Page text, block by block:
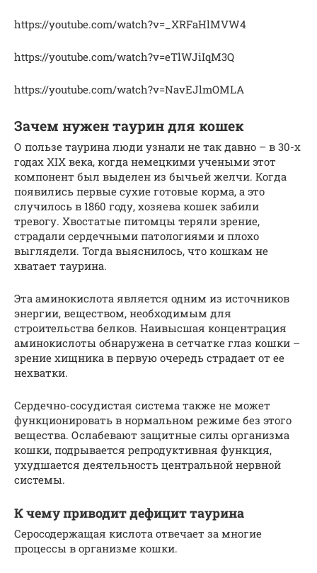
https://youtube.com/watch?v=_XRFaHlMVW4
https://youtube.com/watch?v=eTlWJiIqM3Q
https://youtube.com/watch?v=NavEJlmOMLA
Зачем нужен таурин для кошек
О пользе таурина люди узнали не так давно – в 30-х
годах XIX века, когда немецкими учеными этот
компонент был выделен из бычьей желчи. Когда
появились первые сухие готовые корма, а это
случилось в 1860 году, хозяева кошек забили
тревогу. Хвостатые питомцы теряли зрение,
страдали сердечными патологиями и плохо
выглядели. Тогда выяснилось, что кошкам не
хватает таурина.
Эта аминокислота является одним из источников
энергии, веществом, необходимым для
строительства белков. Наивысшая концентрация
аминокислоты обнаружена в сетчатке глаз кошки –
зрение хищника в первую очередь страдает от ее
нехватки.
Сердечно-сосудистая система также не может
функционировать в нормальном режиме без этого
вещества. Ослабевают защитные силы организма
кошки, подрывается репродуктивная функция,
ухудшается деятельность центральной нервной
системы.
К чему приводит дефицит таурина
Серосодержащая кислота отвечает за многие
процессы в организме кошки.